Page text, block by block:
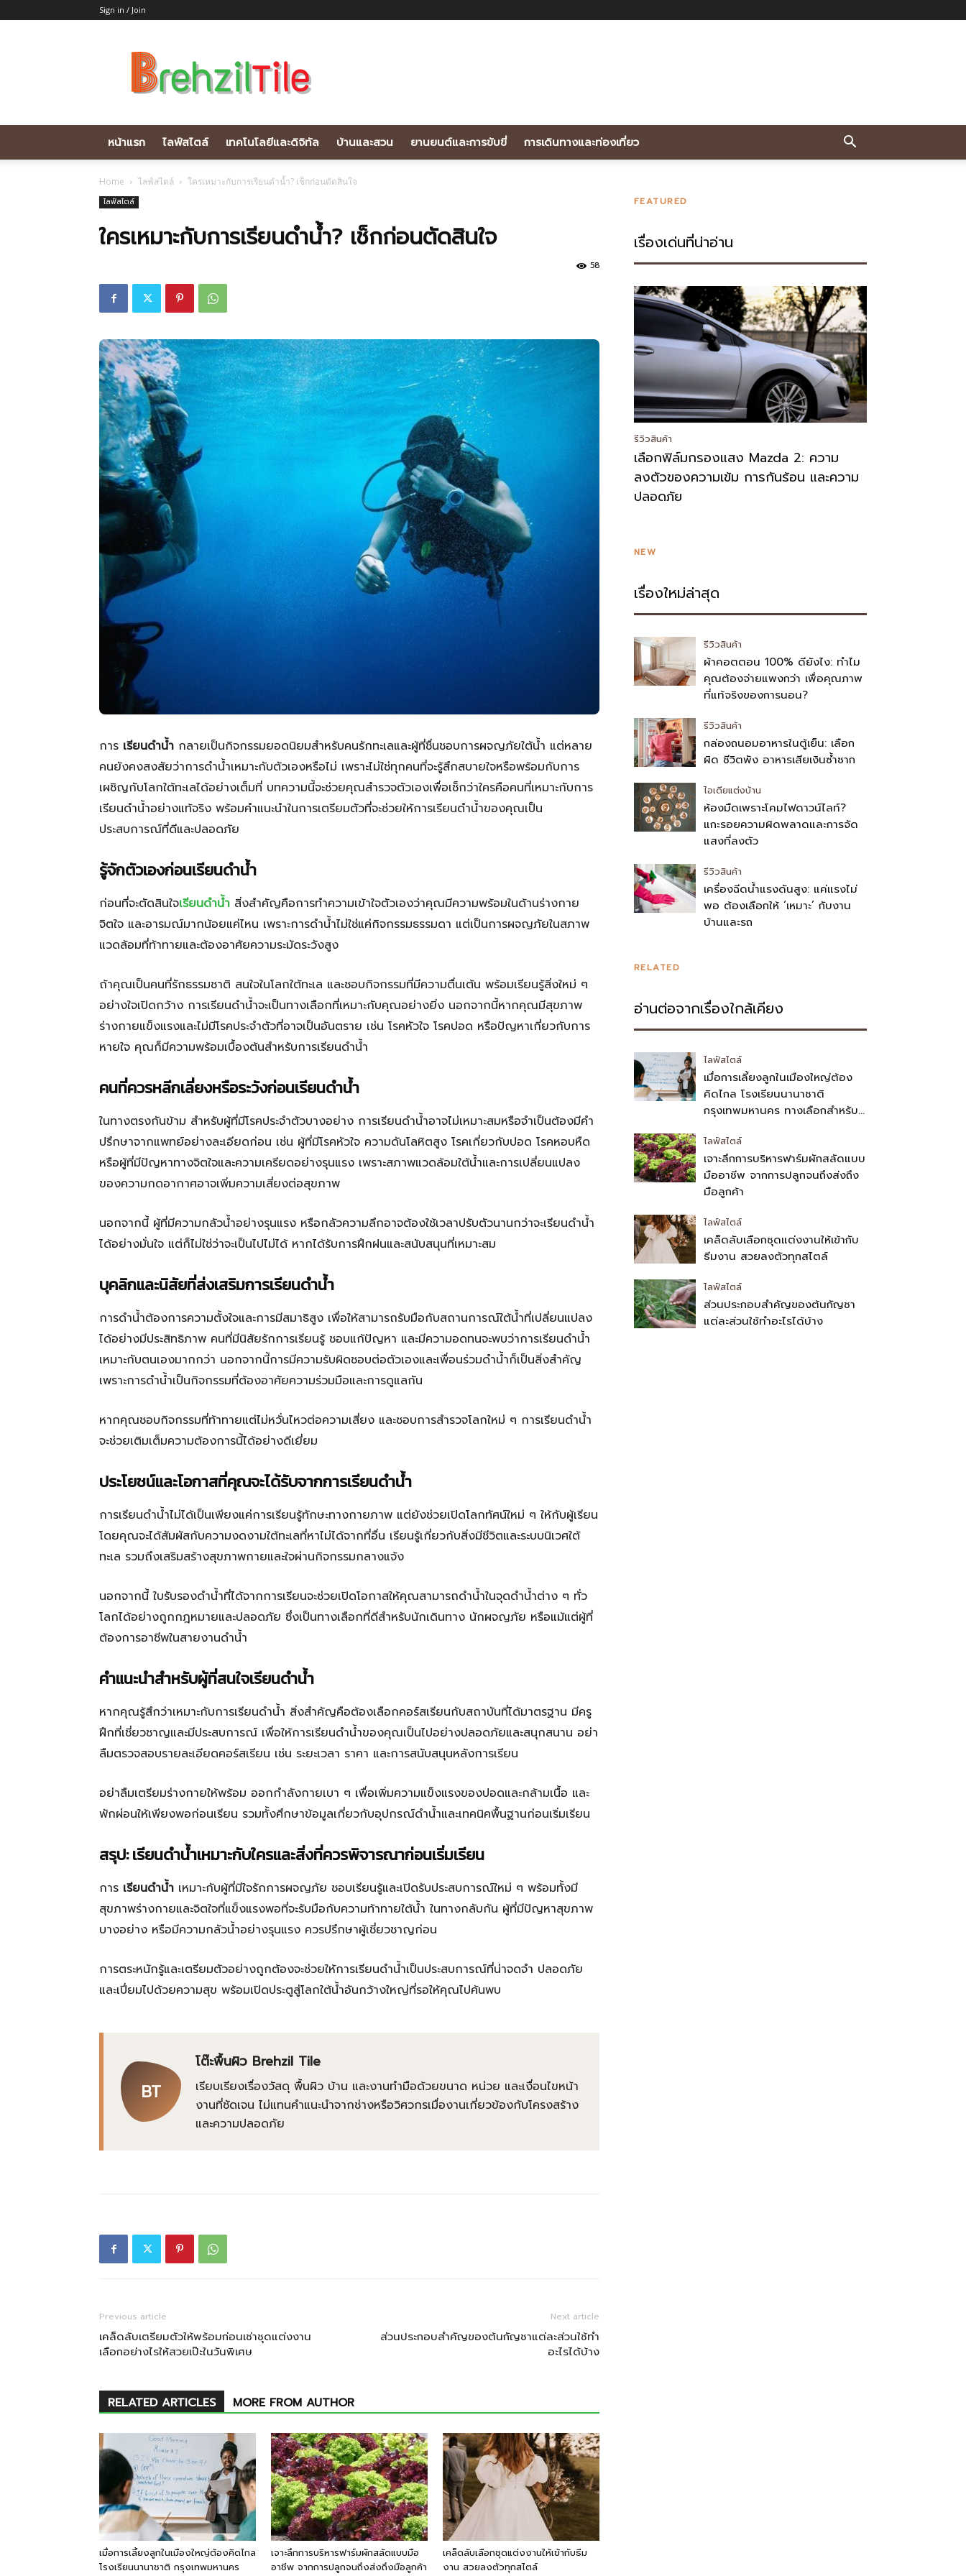
Sign in / Join
หน้าแรก ไลฟ์สไตล์ เทคโนโลยีและดิจิทัล บ้านและสวน ยานยนต์และการขับขี่ การเดินทางและท่องเที่ยว
Home ไลฟ์สไตล์ ใครเหมาะกับการเรียนดำน้ำ? เช็กก่อนตัดสินใจ
ไลฟ์สไตล์
ใครเหมาะกับการเรียนดำน้ำ? เช็กก่อนตัดสินใจ
58
การ เรียนดำน้ำ กลายเป็นกิจกรรมยอดนิยมสำหรับคนรักทะเลและผู้ที่ชื่นชอบการผจญภัยใต้น้ำ แต่หลาย
คนยังคงสงสัยว่าการดำน้ำเหมาะกับตัวเองหรือไม่ เพราะไม่ใช่ทุกคนที่จะรู้สึกสบายใจหรือพร้อมกับการ
เผชิญกับโลกใต้ทะเลได้อย่างเต็มที่ บทความนี้จะช่วยคุณสำรวจตัวเองเพื่อเช็กว่าใครคือคนที่เหมาะกับการ
เรียนดำน้ำอย่างแท้จริง พร้อมคำแนะนำในการเตรียมตัวที่จะช่วยให้การเรียนดำน้ำของคุณเป็น
ประสบการณ์ที่ดีและปลอดภัย
รู้จักตัวเองก่อนเรียนดำน้ำ
ก่อนที่จะตัดสินใจเรียนดำน้ำ สิ่งสำคัญคือการทำความเข้าใจตัวเองว่าคุณมีความพร้อมในด้านร่างกาย
จิตใจ และอารมณ์มากน้อยแค่ไหน เพราะการดำน้ำไม่ใช่แค่กิจกรรมธรรมดา แต่เป็นการผจญภัยในสภาพ
แวดล้อมที่ท้าทายและต้องอาศัยความระมัดระวังสูง
ถ้าคุณเป็นคนที่รักธรรมชาติ สนใจในโลกใต้ทะเล และชอบกิจกรรมที่มีความตื่นเต้น พร้อมเรียนรู้สิ่งใหม่ ๆ
อย่างใจเปิดกว้าง การเรียนดำน้ำจะเป็นทางเลือกที่เหมาะกับคุณอย่างยิ่ง นอกจากนี้หากคุณมีสุขภาพ
ร่างกายแข็งแรงและไม่มีโรคประจำตัวที่อาจเป็นอันตราย เช่น โรคหัวใจ โรคปอด หรือปัญหาเกี่ยวกับการ
หายใจ คุณก็มีความพร้อมเบื้องต้นสำหรับการเรียนดำน้ำ
คนที่ควรหลีกเลี่ยงหรือระวังก่อนเรียนดำน้ำ
ในทางตรงกันข้าม สำหรับผู้ที่มีโรคประจำตัวบางอย่าง การเรียนดำน้ำอาจไม่เหมาะสมหรือจำเป็นต้องมีคำ
ปรึกษาจากแพทย์อย่างละเอียดก่อน เช่น ผู้ที่มีโรคหัวใจ ความดันโลหิตสูง โรคเกี่ยวกับปอด โรคหอบหืด
หรือผู้ที่มีปัญหาทางจิตใจและความเครียดอย่างรุนแรง เพราะสภาพแวดล้อมใต้น้ำและการเปลี่ยนแปลง
ของความกดอากาศอาจเพิ่มความเสี่ยงต่อสุขภาพ
นอกจากนี้ ผู้ที่มีความกลัวน้ำอย่างรุนแรง หรือกลัวความลึกอาจต้องใช้เวลาปรับตัวนานกว่าจะเรียนดำน้ำ
ได้อย่างมั่นใจ แต่ก็ไม่ใช่ว่าจะเป็นไปไม่ได้ หากได้รับการฝึกฝนและสนับสนุนที่เหมาะสม
บุคลิกและนิสัยที่ส่งเสริมการเรียนดำน้ำ
การดำน้ำต้องการความตั้งใจและการมีสมาธิสูง เพื่อให้สามารถรับมือกับสถานการณ์ใต้น้ำที่เปลี่ยนแปลง
ได้อย่างมีประสิทธิภาพ คนที่มีนิสัยรักการเรียนรู้ ชอบแก้ปัญหา และมีความอดทนจะพบว่าการเรียนดำน้ำ
เหมาะกับตนเองมากกว่า นอกจากนี้การมีความรับผิดชอบต่อตัวเองและเพื่อนร่วมดำน้ำก็เป็นสิ่งสำคัญ
เพราะการดำน้ำเป็นกิจกรรมที่ต้องอาศัยความร่วมมือและการดูแลกัน
หากคุณชอบกิจกรรมที่ท้าทายแต่ไม่หวั่นไหวต่อความเสี่ยง และชอบการสำรวจโลกใหม่ ๆ การเรียนดำน้ำ
จะช่วยเติมเต็มความต้องการนี้ได้อย่างดีเยี่ยม
ประโยชน์และโอกาสที่คุณจะได้รับจากการเรียนดำน้ำ
การเรียนดำน้ำไม่ได้เป็นเพียงแค่การเรียนรู้ทักษะทางกายภาพ แต่ยังช่วยเปิดโลกทัศน์ใหม่ ๆ ให้กับผู้เรียน
โดยคุณจะได้สัมผัสกับความงดงามใต้ทะเลที่หาไม่ได้จากที่อื่น เรียนรู้เกี่ยวกับสิ่งมีชีวิตและระบบนิเวศใต้
ทะเล รวมถึงเสริมสร้างสุขภาพกายและใจผ่านกิจกรรมกลางแจ้ง
นอกจากนี้ ใบรับรองดำน้ำที่ได้จากการเรียนจะช่วยเปิดโอกาสให้คุณสามารถดำน้ำในจุดดำน้ำต่าง ๆ ทั่ว
โลกได้อย่างถูกกฎหมายและปลอดภัย ซึ่งเป็นทางเลือกที่ดีสำหรับนักเดินทาง นักผจญภัย หรือแม้แต่ผู้ที่
ต้องการอาชีพในสายงานดำน้ำ
คำแนะนำสำหรับผู้ที่สนใจเรียนดำน้ำ
หากคุณรู้สึกว่าเหมาะกับการเรียนดำน้ำ สิ่งสำคัญคือต้องเลือกคอร์สเรียนกับสถาบันที่ได้มาตรฐาน มีครู
ฝึกที่เชี่ยวชาญและมีประสบการณ์ เพื่อให้การเรียนดำน้ำของคุณเป็นไปอย่างปลอดภัยและสนุกสนาน อย่า
ลืมตรวจสอบรายละเอียดคอร์สเรียน เช่น ระยะเวลา ราคา และการสนับสนุนหลังการเรียน
อย่าลืมเตรียมร่างกายให้พร้อม ออกกำลังกายเบา ๆ เพื่อเพิ่มความแข็งแรงของปอดและกล้ามเนื้อ และ
พักผ่อนให้เพียงพอก่อนเรียน รวมทั้งศึกษาข้อมูลเกี่ยวกับอุปกรณ์ดำน้ำและเทคนิคพื้นฐานก่อนเริ่มเรียน
สรุป: เรียนดำน้ำเหมาะกับใครและสิ่งที่ควรพิจารณาก่อนเริ่มเรียน
การ เรียนดำน้ำ เหมาะกับผู้ที่มีใจรักการผจญภัย ชอบเรียนรู้และเปิดรับประสบการณ์ใหม่ ๆ พร้อมทั้งมี
สุขภาพร่างกายและจิตใจที่แข็งแรงพอที่จะรับมือกับความท้าทายใต้น้ำ ในทางกลับกัน ผู้ที่มีปัญหาสุขภาพ
บางอย่าง หรือมีความกลัวน้ำอย่างรุนแรง ควรปรึกษาผู้เชี่ยวชาญก่อน
การตระหนักรู้และเตรียมตัวอย่างถูกต้องจะช่วยให้การเรียนดำน้ำเป็นประสบการณ์ที่น่าจดจำ ปลอดภัย
และเปี่ยมไปด้วยความสุข พร้อมเปิดประตูสู่โลกใต้น้ำอันกว้างใหญ่ที่รอให้คุณไปค้นพบ
BT
โต๊ะพื้นผิว Brehzil Tile
เรียบเรียงเรื่องวัสดุ พื้นผิว บ้าน และงานทำมือด้วยขนาด หน่วย และเงื่อนไขหน้า
งานที่ชัดเจน ไม่แทนคำแนะนำจากช่างหรือวิศวกรเมื่องานเกี่ยวข้องกับโครงสร้าง
และความปลอดภัย
Previous article
เคล็ดลับเตรียมตัวให้พร้อมก่อนเช่าชุดแต่งงาน
เลือกอย่างไรให้สวยเป๊ะในวันพิเศษ
Next article
ส่วนประกอบสำคัญของต้นกัญชาแต่ละส่วนใช้ทำ
อะไรได้บ้าง
RELATED ARTICLES MORE FROM AUTHOR
เมื่อการเลี้ยงลูกในเมืองใหญ่ต้องคิดไกล
โรงเรียนนานาชาติ กรุงเทพมหานคร
เจาะลึกการบริหารฟาร์มผักสลัดแบบมือ
อาชีพ จากการปลูกจนถึงส่งถึงมือลูกค้า
เคล็ดลับเลือกชุดแต่งงานให้เข้ากับธีม
งาน สวยลงตัวทุกสไตล์
FEATURED
เรื่องเด่นที่น่าอ่าน
รีวิวสินค้า
เลือกฟิล์มกรองแสง Mazda 2: ความ
ลงตัวของความเข้ม การกันร้อน และความ
ปลอดภัย
NEW
เรื่องใหม่ล่าสุด
รีวิวสินค้า
ผ้าคอตตอน 100% ดียังไง: ทำไม
คุณต้องจ่ายแพงกว่า เพื่อคุณภาพ
ที่แท้จริงของการนอน?
รีวิวสินค้า
กล่องถนอมอาหารในตู้เย็น: เลือก
ผิด ชีวิตพัง อาหารเสียเงินซ้ำซาก
ไอเดียแต่งบ้าน
ห้องมืดเพราะโคมไฟดาวน์ไลท์?
แกะรอยความผิดพลาดและการจัด
แสงที่ลงตัว
รีวิวสินค้า
เครื่องฉีดน้ำแรงดันสูง: แค่แรงไม่
พอ ต้องเลือกให้ ‘เหมาะ’ กับงาน
บ้านและรถ
RELATED
อ่านต่อจากเรื่องใกล้เคียง
ไลฟ์สไตล์
เมื่อการเลี้ยงลูกในเมืองใหญ่ต้อง
คิดไกล โรงเรียนนานาชาติ
กรุงเทพมหานคร ทางเลือกสำหรับ
ไลฟ์สไตล์
เจาะลึกการบริหารฟาร์มผักสลัดแบบ
มืออาชีพ จากการปลูกจนถึงส่งถึง
มือลูกค้า
ไลฟ์สไตล์
เคล็ดลับเลือกชุดแต่งงานให้เข้ากับ
ธีมงาน สวยลงตัวทุกสไตล์
ไลฟ์สไตล์
ส่วนประกอบสำคัญของต้นกัญชา
แต่ละส่วนใช้ทำอะไรได้บ้าง